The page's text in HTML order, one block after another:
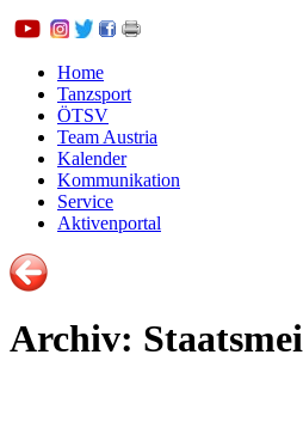
Home
Tanzsport
ÖTSV
Team Austria
Kalender
Kommunikation
Service
Aktivenportal
Archiv: